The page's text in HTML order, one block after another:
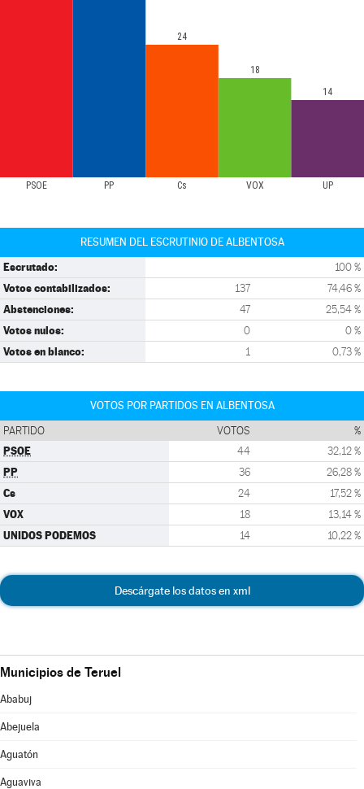
PSOE PP Cs VOX UP
24
18
14
RESUMEN DEL ESCRUTINIO DE ALBENTOSA
Escrutado: 100 %
Votos contabilizados: 137 74,46 %
Abstenciones: 47 25,54 %
Votos nulos: 0 0 %
Votos en blanco: 1 0,73 %
VOTOS POR PARTIDOS EN ALBENTOSA
PARTIDO VOTOS %
PSOE 44 32,12 %
PP 36 26,28 %
Cs 24 17,52 %
VOX 18 13,14 %
UNIDOS PODEMOS 14 10,22 %
Descárgate los datos en xml
Municipios de Teruel
Ababuj
Abejuela
Aguatón
Aguaviva